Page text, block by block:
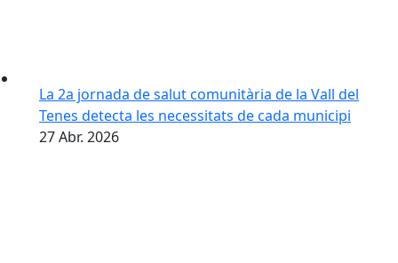
La 2a jornada de salut comunitària de la Vall del
Tenes detecta les necessitats de cada municipi
27Abr. 2026